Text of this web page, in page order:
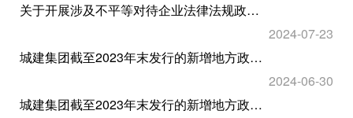
关于开展涉及不平等对待企业法律法规政策清理工作的公告
2024-07-23
城建集团截至2023年末发行的新增地方政府专项债券存续期内信息公开
2024-06-30
城建集团截至2023年末发行的新增地方政府专项债券存续期内信息公开